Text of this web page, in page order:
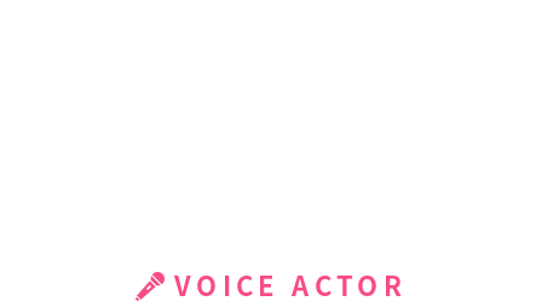
VOICE ACTOR